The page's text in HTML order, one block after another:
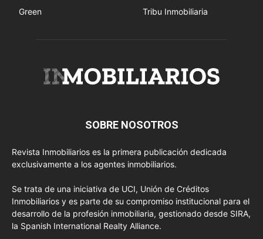
Green
Tribu Inmobiliaria
SOBRE NOSOTROS
Revista Inmobiliarios es la primera publicación dedicada
exclusivamente a los agentes inmobiliarios.
Se trata de una iniciativa de UCI, Unión de Créditos
Inmobiliarios y es parte de su compromiso institucional para el
desarrollo de la profesión inmobiliaria, gestionado desde SIRA,
la Spanish International Realty Alliance.